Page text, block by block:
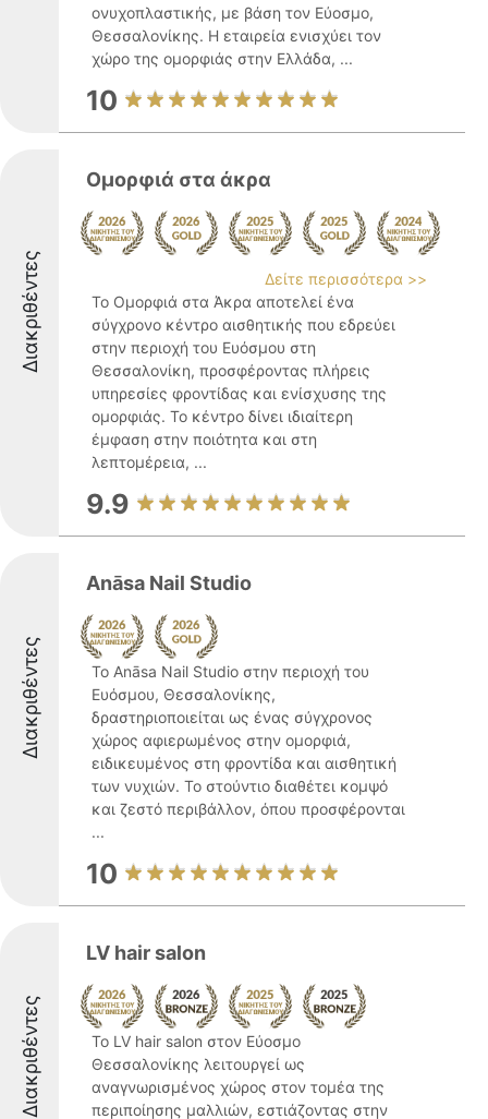
ονυχοπλαστικής, με βάση τον Εύοσμο,
Θεσσαλονίκης. Η εταιρεία ενισχύει τον
χώρο της ομορφιάς στην Ελλάδα, ...
10
Διακριθέντες
Ομορφιά στα άκρα
Δείτε περισσότερα >>
Το Ομορφιά στα Άκρα αποτελεί ένα
σύγχρονο κέντρο αισθητικής που εδρεύει
στην περιοχή του Ευόσμου στη
Θεσσαλονίκη, προσφέροντας πλήρεις
υπηρεσίες φροντίδας και ενίσχυσης της
ομορφιάς. Το κέντρο δίνει ιδιαίτερη
έμφαση στην ποιότητα και στη
λεπτομέρεια, ...
9.9
Διακριθέντες
Anāsa Nail Studio
Το Anāsa Nail Studio στην περιοχή του
Ευόσμου, Θεσσαλονίκης,
δραστηριοποιείται ως ένας σύγχρονος
χώρος αφιερωμένος στην ομορφιά,
ειδικευμένος στη φροντίδα και αισθητική
των νυχιών. Το στούντιο διαθέτει κομψό
και ζεστό περιβάλλον, όπου προσφέρονται
...
10
Διακριθέντες
LV hair salon
Το LV hair salon στον Εύοσμο
Θεσσαλονίκης λειτουργεί ως
αναγνωρισμένος χώρος στον τομέα της
περιποίησης μαλλιών, εστιάζοντας στην